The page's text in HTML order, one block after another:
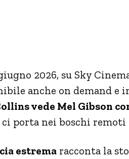
2026, su Sky
anche on demand e
vede Mel Gibson
porta nei boschi remoti
estrema racconta la